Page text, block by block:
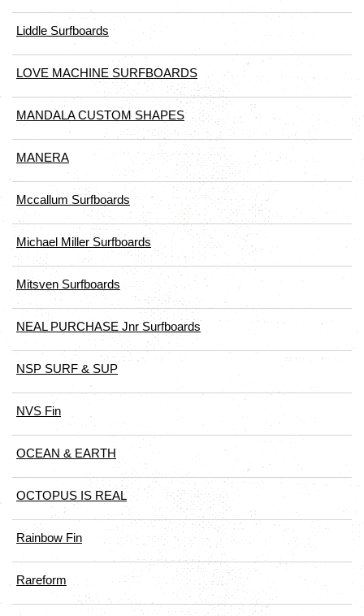
Liddle Surfboards
LOVE MACHINE SURFBOARDS
MANDALA CUSTOM SHAPES
MANERA
Mccallum Surfboards
Michael Miller Surfboards
Mitsven Surfboards
NEAL PURCHASE Jnr Surfboards
NSP SURF & SUP
NVS Fin
OCEAN & EARTH
OCTOPUS IS REAL
Rainbow Fin
Rareform